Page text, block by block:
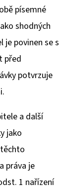
písemné
shodných
je povinen se s
před
potvrzuje
a další
jako
práva je
1 nařízení